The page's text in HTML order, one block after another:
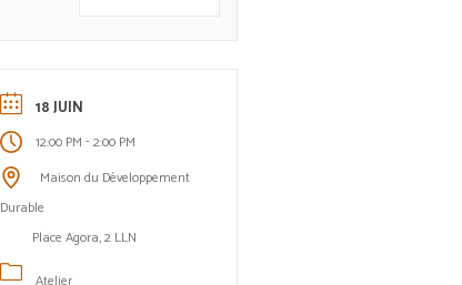
18 JUIN
12:00 PM -2:00 PM
Maison du Développement
Durable
Place Agora, 2 LLN